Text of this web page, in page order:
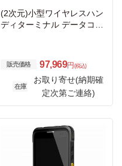
(2次元)小型ワイヤレスハン
ディターミナル データコレ
販売価格 97,969円 (税込)
在庫
お取り寄せ(納期確
定次第ご連絡)